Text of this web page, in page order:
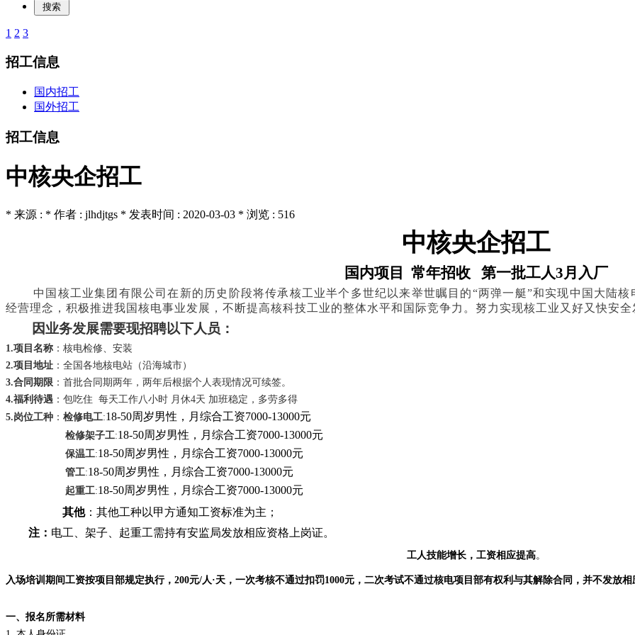
1 2 3
招工信息
国内招工
国外招工
招工信息
中核央企招工
* 来源 : * 作者 : jlhdjtgs * 发表时间 : 2020-03-03 * 浏览 : 516
中核央企招工
国内项目 常年招收 第一批工人3月入厂
中国核工业集团有限公司在新的历史阶段将传承核工业半个多世纪以来举世瞩目的“两弹一艇”和实现中国大陆
经营理念，积极推进我国核电事业发展，不断提高核科技工业的整体水平和国际竞争力。努力实现核工业又好又快安全
因业务发展需要现招聘以下人员：
1.项目名称 ：核电检修、安装
2.项目地址 ：全国各地核电站（沿海城市）
3.合同期限 ：首批合同期两年，两年后根据个人表现情况可续签。
4.福利待遇 ：包吃住 每天工作八小时 月休4天 加班稳定，多劳多得
5.岗位工种 ： 检修电工:18-50周岁男性，月综合工资7000-13000元
检修架子工:18-50周岁男性，月综合工资7000-13000元
保温工:18-50周岁男性，月综合工资7000-13000元
管工:18-50周岁男性，月综合工资7000-13000元
起重工:18-50周岁男性，月综合工资7000-13000元
其他：其他工种以甲方通知工资标准为主；
注： 电工、架子、起重工需持有安监局发放相应资格上岗证。
工人技能增长，工资相应提高。
入场培训期间工资按项目部规定执行， 200元/人·天，一次考核不通过扣罚1000元，二次考试不通过核电项目部有权利与其解除合同，并不发放相
一、 报名所需材料